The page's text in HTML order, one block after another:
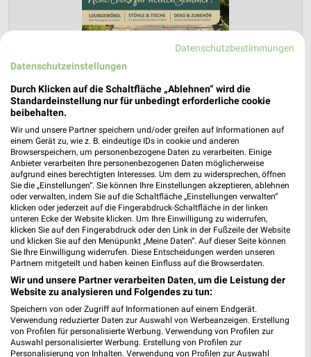
ROLLER Prospekt für Düsseldorf ab So.
den 01.03.
Gartenliebe
Gültig von 01. Mär. bis 26. Sep.
📅 Kalendereintrag erstellen
PROSPEKT BLÄTTERN
Datenschutzbestimmungen
Datenschutzeinstellungen
Durch Klicken auf die Schaltfläche „Ablehnen“ wird die
Standardeinstellung nur für unbedingt erforderliche cookie
beibehalten.
Wir und unsere Partner speichern und/oder greifen auf Informationen auf
einem Gerät zu, wie z. B. eindeutige IDs in cookie und anderen
Browserspeichern, um personenbezogene Daten zu verarbeiten. Einige
Anbieter verarbeiten Ihre personenbezogenen Daten möglicherweise
aufgrund eines berechtigten Interesses. Um dem zu widersprechen, öffnen
Sie die „Einstellungen“. Sie können Ihre Einstellungen akzeptieren, ablehnen
oder verwalten, indem Sie auf die Schaltfläche „Einstellungen verwalten“
klicken oder jederzeit auf die Fingerabdruck-Schaltfläche in der linken
unteren Ecke der Website klicken. Um Ihre Einwilligung zu widerrufen,
klicken Sie auf den Fingerabdruck oder den Link in der Fußzeile der Website
und klicken Sie auf den Menüpunkt „Meine Daten“. Auf dieser Seite können
Sie Ihre Einwilligung widerrufen. Diese Entscheidungen werden unseren
Partnern mitgeteilt und haben keinen Einfluss auf die Browserdaten.
Wir und unsere Partner verarbeiten Daten, um die Leistung der
Website zu analysieren und Folgendes zu tun:
Speichern von oder Zugriff auf Informationen auf einem Endgerät.
Verwendung reduzierter Daten zur Auswahl von Werbeanzeigen. Erstellung
von Profilen für personalisierte Werbung. Verwendung von Profilen zur
Auswahl personalisierter Werbung. Erstellung von Profilen zur
Personalisierung von Inhalten. Verwendung von Profilen zur Auswahl